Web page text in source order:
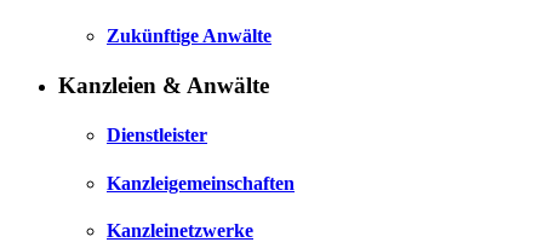
Zukünftige Anwälte
Kanzleien & Anwälte
Dienstleister
Kanzleigemeinschaften
Kanzleinetzwerke